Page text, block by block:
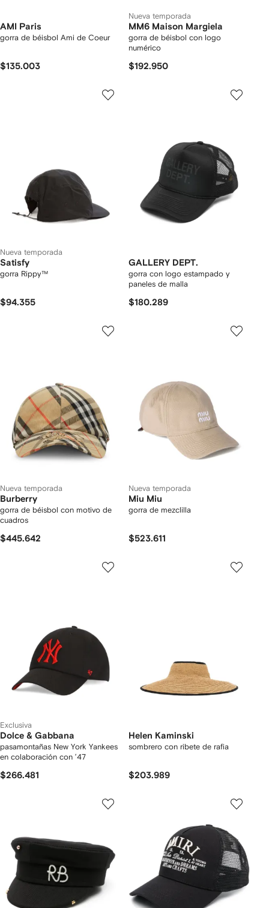
AMI Paris
gorra de béisbol Ami de Coeur
$135.003
Nueva temporada
MM6 Maison Margiela
gorra de béisbol con logo
numérico
$192.950
Nueva temporada
Satisfy
gorra Rippy™
$94.355
GALLERY DEPT.
gorra con logo estampado y
paneles de malla
$180.289
Nueva temporada
Burberry
gorra de béisbol con motivo de
cuadros
$445.642
Nueva temporada
Miu Miu
gorra de mezclilla
$523.611
Exclusiva
Dolce & Gabbana
pasamontañas New York Yankees
en colaboración con ’47
$266.481
Helen Kaminski
sombrero con ribete de rafia
$203.989